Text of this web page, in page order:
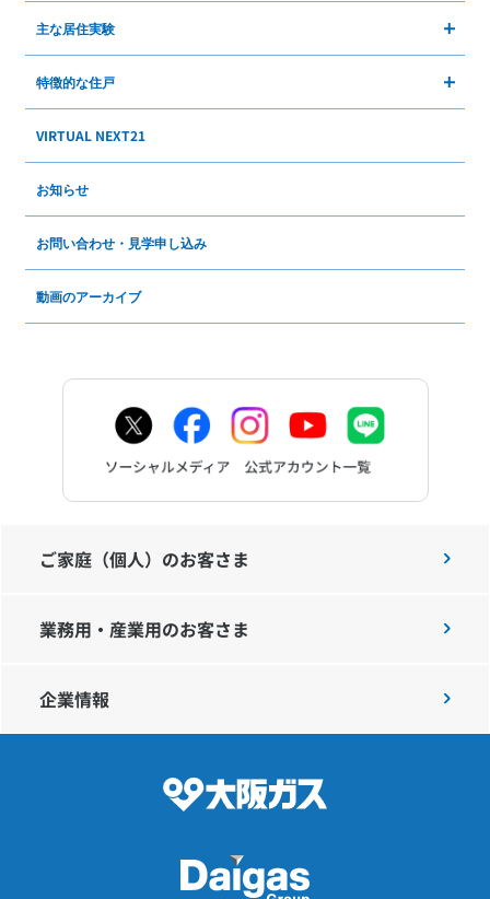
主な居住実験
特徴的な住戸
VIRTUAL NEXT21
お知らせ
お問い合わせ・見学申し込み
動画のアーカイブ
ご家庭（個人）のお客さま
業務用・産業用のお客さま
企業情報